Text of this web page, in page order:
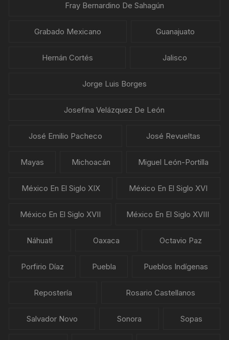
Fray Bernardino De Sahagún
Grabado Mexicano Guanajuato
Hernán Cortés Jalisco
Jorge Luis Borges
Josefina Velázquez De León
José Emilio Pacheco José Revueltas
Mayas Michoacán Miguel León-Portilla
México En El Siglo XIX México En El Siglo XVI
México En El Siglo XVII México En El Siglo XVIII
Náhuatl Oaxaca Octavio Paz
Porfirio Díaz Puebla Pueblos Indígenas
Repostería Rosario Castellanos
Salvador Novo Sonora Sopas